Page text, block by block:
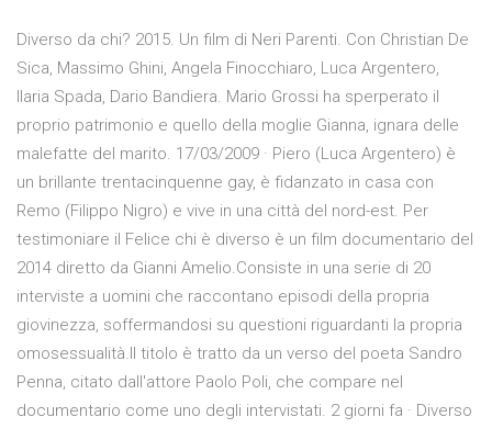
Diverso da chi? 2015. Un film di Neri Parenti. Con Christian De
Sica, Massimo Ghini, Angela Finocchiaro, Luca Argentero,
Ilaria Spada, Dario Bandiera. Mario Grossi ha sperperato il
proprio patrimonio e quello della moglie Gianna, ignara delle
malefatte del marito. 17/03/2009 · Piero (Luca Argentero) è
un brillante trentacinquenne gay, è fidanzato in casa con
Remo (Filippo Nigro) e vive in una città del nord-est. Per
testimoniare il Felice chi è diverso è un film documentario del
2014 diretto da Gianni Amelio.Consiste in una serie di 20
interviste a uomini che raccontano episodi della propria
giovinezza, soffermandosi su questioni riguardanti la propria
omosessualità.Il titolo è tratto da un verso del poeta Sandro
Penna, citato dall'attore Paolo Poli, che compare nel
documentario come uno degli intervistati. 2 giorni fa · Diverso